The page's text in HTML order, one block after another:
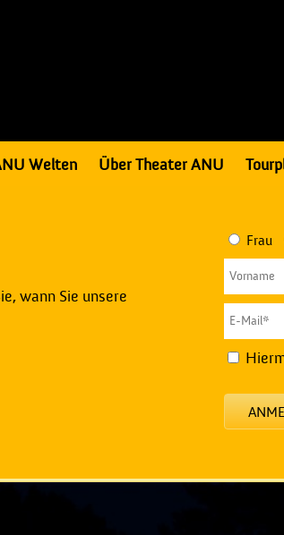
Welten Über Theater ANU
wann Sie unsere
Frau